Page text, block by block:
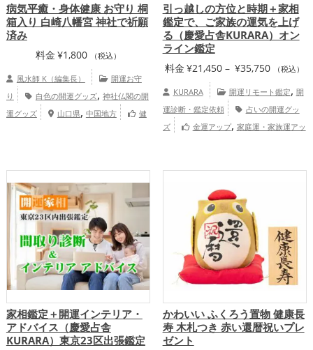
病気平癒・身体健康 お守り 桐
箱入り 白崎八幡宮 神社で祈願
済み
料金 ¥1,800 （税込）
風水師 K（編集長）
開運お守
り
白色の開運グッズ, 神社仏閣の開
運グッズ
山口県, 中国地方
健
引っ越しの方位と時期＋家相
鑑定で、ご家族の運気を上げ
る（慶愛占舎KURARA）オン
ライン鑑定
料金 ¥21,450 – ¥35,750価（税込）
KURARA 開運リモート鑑定, 開
運診断・鑑定依頼
占いの開運グッ
ズ
金運アップ, 家庭運・家族運アッ
家相鑑定＋開運インテリア・
アドバイス（慶愛占舎
KURARA）東京23区出張鑑定
かわいい ふくろう置物 健康長
寿 木札つき 赤い還暦祝いプレ
ゼント